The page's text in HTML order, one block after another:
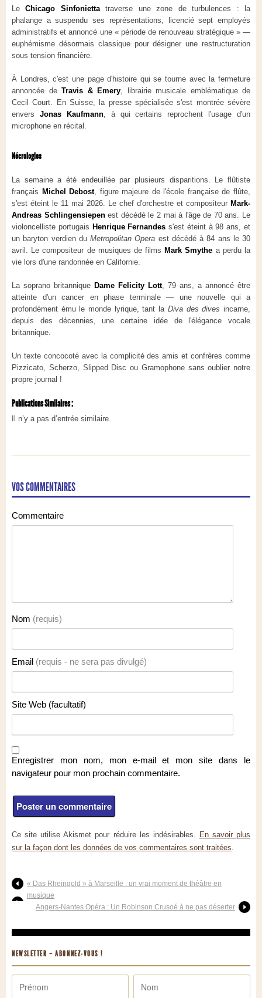
LeChicago Sinfoniettatraverse une zone de turbulences : la
phalange a suspendu ses représentations, licencié sept employés
administratifs et annoncé une « période de renouveau stratégique » —
euphémisme désormais classique pour désigner une restructuration
sous tension financière.
À Londres, c'est une page d'histoire qui se tourne avec la fermeture
annoncée de Travis & Emery, librairie musicale emblématique de
Cecil Court. En Suisse, la presse spécialisée s'est montrée sévère
envers Jonas Kaufmann, à qui certains reprochent l'usage d'un
microphone en récital.
Nécrologies
La semaine a été endeuillée par plusieurs disparitions. Le flûtiste
français Michel Debost, figure majeure de l'école française de flûte,
s'est éteint le 11 mai 2026. Le chef d'orchestre et compositeur Mark-
Andreas Schlingensiepenest décédé le 2 mai à l'âge de 70 ans. Le
violoncelliste portugais Henrique Fernandes s'est éteint à 98 ans, et
un baryton verdien du Metropolitan Opera est décédé à 84 ans le 30
avril. Le compositeur de musiques de films Mark Smythe a perdu la
vie lors d'une randonnée en Californie.
La soprano britannique Dame Felicity Lott, 79 ans, a annoncé être
atteinte d'un cancer en phase terminale — une nouvelle qui a
profondément ému le monde lyrique, tant la Diva des dives incarne,
depuis des décennies, une certaine idée de l'élégance vocale
britannique.
Un texte concocoté avec la complicité des amis et confrères comme
Pizzicato, Scherzo, Slipped Disc ou Gramophone sans oublier notre
propre journal !
Publications Similaires :
Il n’y a pas d’entrée similaire.
VOS COMMENTAIRES
Commentaire
Nom (requis)
Email (requis - ne sera pas divulgé)
Site Web (facultatif)
Enregistrer mon nom, mon e-mail et mon site dans le
navigateur pour mon prochain commentaire.
Ce site utilise Akismet pour réduire les indésirables. En savoir plus
sur la façon dont les données de vos commentaires sont traitées.
« Das Rheingold » à Marseille : un vrai moment de théâtre en
musique
Angers-Nantes Opéra : Un Robinson Crusoé à ne pas déserter
NEWSLETTER – ABONNEZ-VOUS !